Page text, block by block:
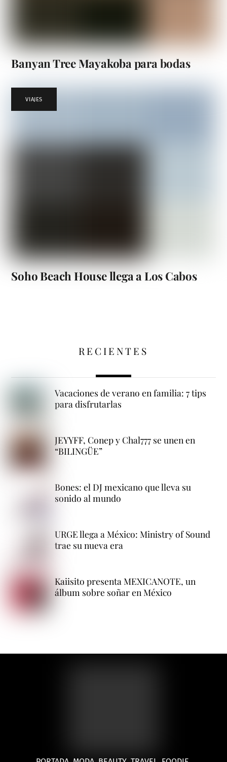
Banyan Tree Mayakoba para bodas
VIAJES
Soho Beach House llega a Los Cabos
RECIENTES
Vacaciones de verano en familia: 7 tips
para disfrutarlas
JEYYFF, Conep y Chal777 se unen en
“BILINGÜE”
Bones: el DJ mexicano que lleva su
sonido al mundo
URGE llega a México: Ministry of Sound
trae su nueva era
Kaiisito presenta MEXICANOTE, un
álbum sobre soñar en México